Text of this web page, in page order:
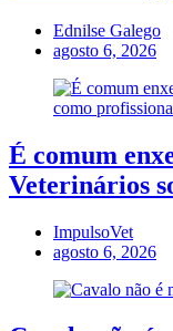
Ednilse Galego
agosto 6, 2026
É comum
Veterinários
ImpulsoVet
agosto 6, 2026